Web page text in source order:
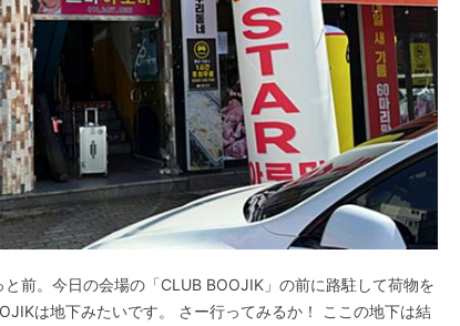
前。今日の会場の「CLUB BOOJIK」の前に路駐して荷物を
は地下みたいです。 さー行ってみるか！ ここの地下は結